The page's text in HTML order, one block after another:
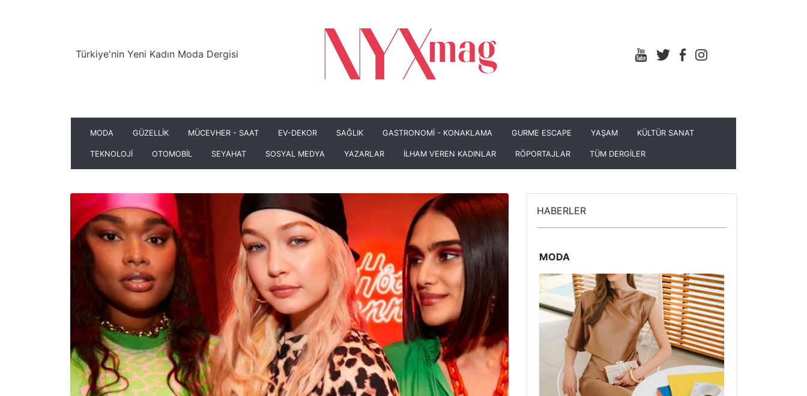
Türkiye'nin Yeni Kadın Moda Dergisi
MODA GÜZELLİK MÜCEVHER - SAAT EV-DEKOR SAĞLIK GASTRONOMİ - KONAKLAMA GURME ESCAPE YAŞAM KÜLTÜR SANAT
TEKNOLOJİ OTOMOBİL SEYAHAT SOSYAL MEDYA YAZARLAR İLHAM VEREN KADINLAR RÖPORTAJLAR TÜM DERGİLER
HABERLER
MODA